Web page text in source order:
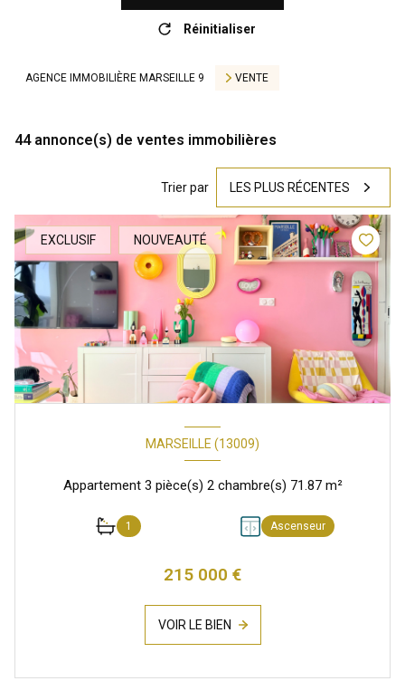
Réinitialiser
AGENCE IMMOBILIÈRE MARSEILLE 9 VENTE
44annonce(s) de ventes immobilières
Trier par LES PLUS RÉCENTES
EXCLUSIF NOUVEAUTÉ
MARSEILLE (13009)
Appartement 3 pièce(s) 2 chambre(s) 71.87 m²
1 Ascenseur
215 000 €
VOIR LE BIEN